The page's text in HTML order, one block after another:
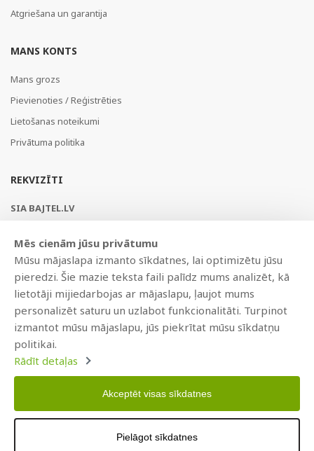
Atgriešana un garantija
MANS KONTS
Mans grozs
Pievienoties / Reģistrēties
Lietošanas noteikumi
Privātuma politika
REKVIZĪTI
SIA BAJTEL.LV
Brīvības gatve 214b, Rīga, LV-1039, Latvija
AS Swedbank, HABALV22
LV53HABA0551019240274
Izstrādāts
Mēs cienām jūsu privātumu
Mūsu mājaslapa izmanto sīkdatnes, lai optimizētu jūsu
pieredzi. Šie mazie teksta faili palīdz mums analizēt, kā
lietotāji mijiedarbojas ar mājaslapu, ļaujot mums
personalizēt saturu un uzlabot funkcionalitāti. Turpinot
izmantot mūsu mājaslapu, jūs piekrītat mūsu sīkdatņu
politikai.
Rādīt detaļas
Akceptēt visas sīkdatnes
Pielāgot sīkdatnes